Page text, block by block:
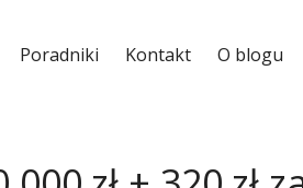
Poradniki Kontakt O blogu